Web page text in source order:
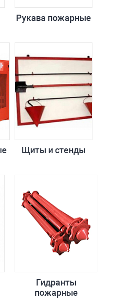
Рукава пожарные
Щиты и стенды
Гидранты
пожарные